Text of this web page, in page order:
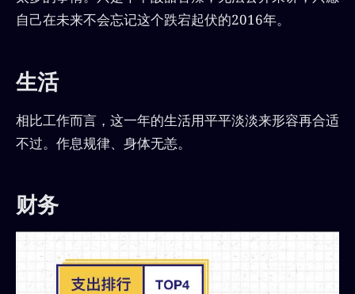
自己在未来不会忘记这个跌宕起伏的2016年。
生活
相比工作而言，这一年的生活用平平淡淡来形容再合适
不过。作息规律、身体无恙。
财务